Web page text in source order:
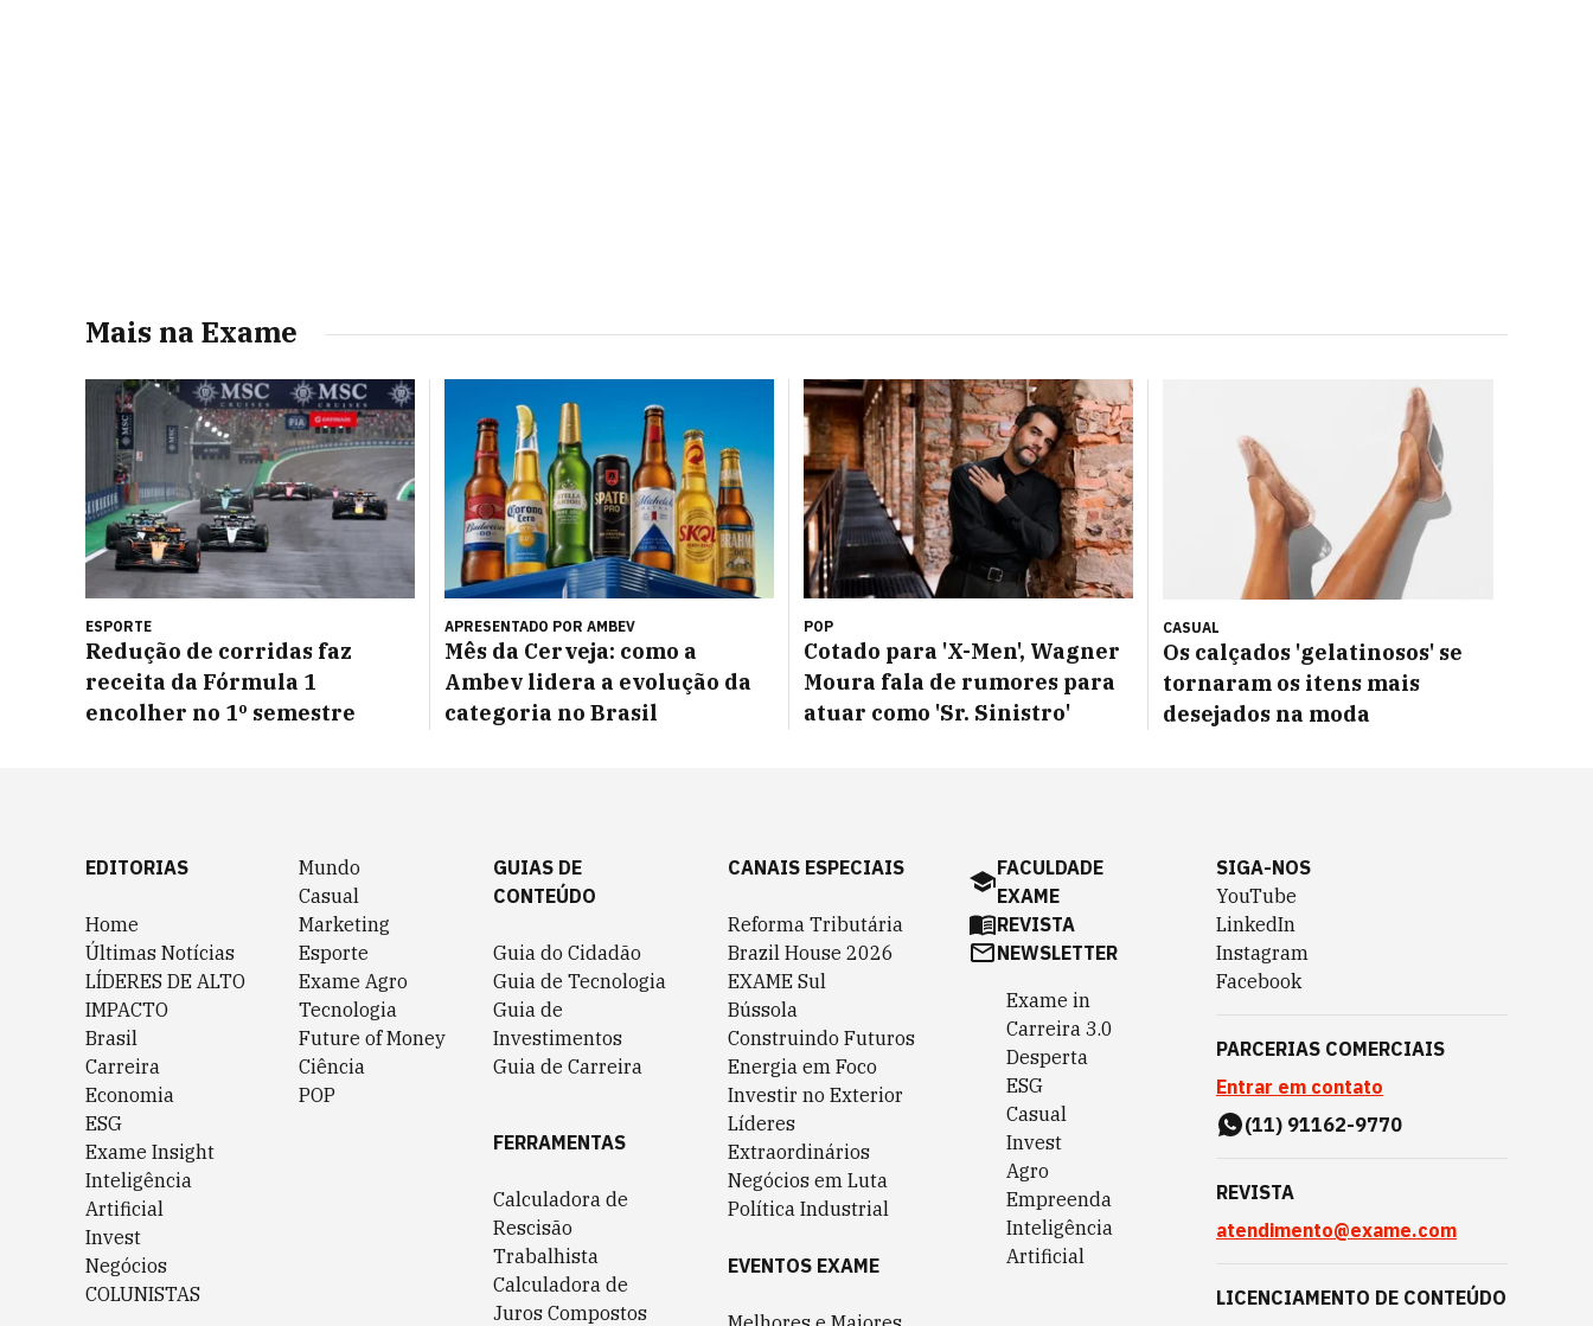
Mais na Exame
ESPORTE
Redução de corridas faz
receita da Fórmula 1
encolher no 1º semestre
APRESENTADO POR AMBEV
Mês da Cerveja: como a
Ambev lidera a evolução da
categoria no Brasil
POP
Cotado para 'X-Men', Wagner
Moura fala de rumores para
atuar como 'Sr. Sinistro'
CASUAL
Os calçados 'gelatinosos' se
tornaram os itens mais
desejados na moda
EDITORIAS
Home
Últimas Notícias
LÍDERES DE ALTO
IMPACTO
Brasil
Carreira
Economia
ESG
Exame Insight
Inteligência
Artificial
Invest
Negócios
COLUNISTAS
Mundo
Casual
Marketing
Esporte
Exame Agro
Tecnologia
Future of Money
Ciência
POP
GUIAS DE
CONTEÚDO
Guia do Cidadão
Guia de Tecnologia
Guia de
Investimentos
Guia de Carreira
FERRAMENTAS
Calculadora de
Rescisão
Trabalhista
Calculadora de
Juros Compostos
CANAIS ESPECIAIS
Reforma Tributária
Brazil House 2026
EXAME Sul
Bússola
Construindo Futuros
Energia em Foco
Investir no Exterior
Líderes
Extraordinários
Negócios em Luta
Política Industrial
EVENTOS EXAME
FACULDADE
EXAME
REVISTA
NEWSLETTER
Exame in
Carreira 3.0
Desperta
ESG
Casual
Invest
Agro
Empreenda
Inteligência
Artificial
SIGA-NOS
YouTube
LinkedIn
Instagram
Facebook
PARCERIAS COMERCIAIS
Entrar em contato
(11) 91162-9770
REVISTA
atendimento@exame.com
LICENCIAMENTO DE CONTEÚDO